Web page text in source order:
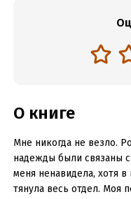
О книге
Мне никогда не везло.
надежды были связаны
меня ненавидела, хотя
тянула весь отдел. Моя